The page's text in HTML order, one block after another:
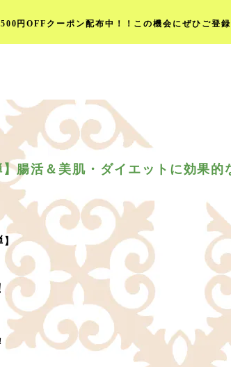
円OFFクーポン配布中！！この機会にぜひご登録
腸活＆美肌・ダイエットに効果的
】